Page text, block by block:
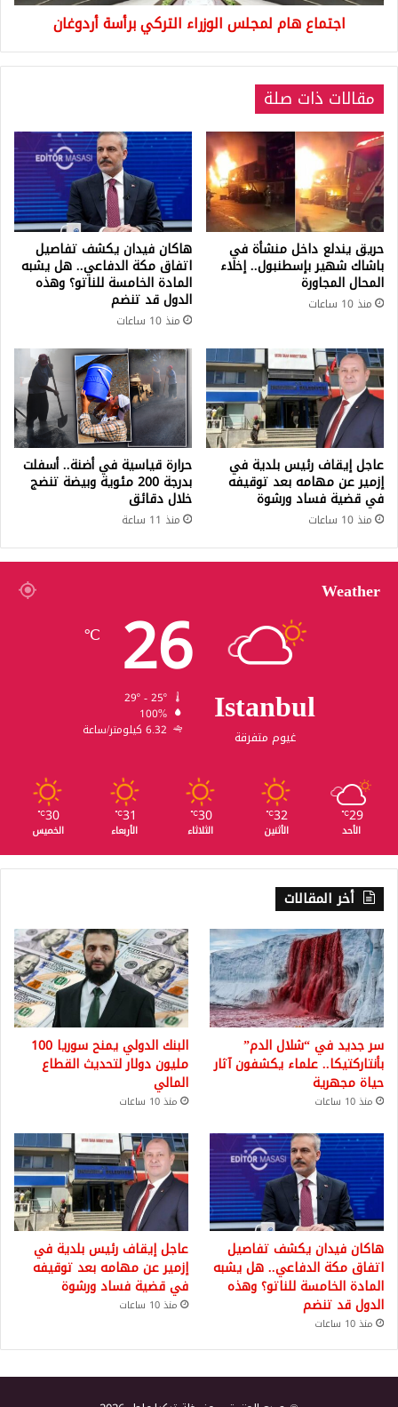
اجتماع هام لمجلس الوزراء التركي برأسة أردوغان
مقالات ذات صلة
حريق يندلع داخل منشأة في
باشاك شهير بإسطنبول.. إخلاء
المحال المجاورة
منذ 10 ساعات
هاكان فيدان يكشف تفاصيل
اتفاق مكة الدفاعي.. هل يشبه
المادة الخامسة للناتو؟ وهذه
الدول قد تنضم
منذ 10 ساعات
عاجل إيقاف رئيس بلدية في
إزمير عن مهامه بعد توقيفه
في قضية فساد ورشوة
منذ 10 ساعات
حرارة قياسية في أضنة.. أسفلت
بدرجة 200 مئوية وبيضة تنضج
خلال دقائق
منذ 11 ساعة
Weather
Istanbul
غيوم متفرقة
26
℃
100%
6.32 كيلومتر/ساعة
29
℃
الأحد
32
℃
الأثنين
30
℃
الثلاثاء
31
℃
الأربعاء
30
℃
الخميس
أخر المقالات
سر جديد في “شلال الدم”
بأنتاركتيكا.. علماء يكشفون آثار
حياة مجهرية
منذ 10 ساعات
البنك الدولي يمنح سوريا 100
مليون دولار لتحديث القطاع
المالي
منذ 10 ساعات
هاكان فيدان يكشف تفاصيل
اتفاق مكة الدفاعي.. هل يشبه
المادة الخامسة للناتو؟ وهذه
الدول قد تنضم
منذ 10 ساعات
عاجل إيقاف رئيس بلدية في
إزمير عن مهامه بعد توقيفه
في قضية فساد ورشوة
منذ 10 ساعات